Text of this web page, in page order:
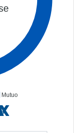
Mutuo